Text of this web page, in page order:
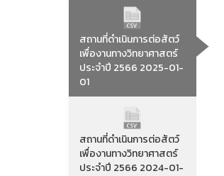
สถานที่ดำเนินการต่อสัตว์
เพื่องานทางวิทยาศาสตร์
ประจำปี 2566 2025-01-
01
สถานที่ดำเนินการต่อสัตว์
เพื่องานทางวิทยาศาสตร์
ประจำปี 2566 2024-01-